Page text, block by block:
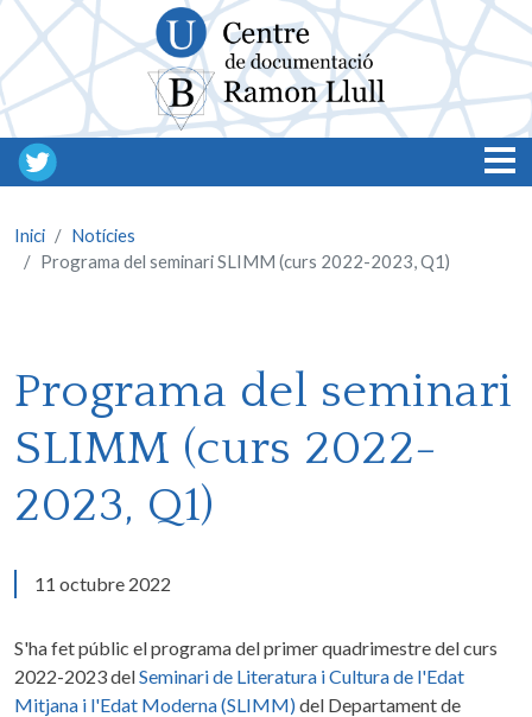
Vés al contingut
Inici
Notícies
Programa del seminari SLIMM (curs 2022-2023, Q1)
Programa del seminari
SLIMM (curs 2022-
2023, Q1)
11 octubre 2022
S'ha fet públic el programa del primer quadrimestre del curs
2022-2023 delSeminari de Literatura i Cultura de l'Edat
Mitjana i l'Edat Moderna (SLIMM)del Departament de